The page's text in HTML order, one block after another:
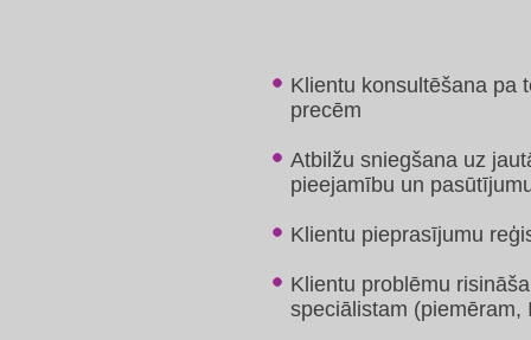
Klientu konsultēšana pa
precēm
Atbilžu sniegšana uz
pieejamību un
Klientu pieprasījumu
Klientu problēmu
speciālistam (piemēram,